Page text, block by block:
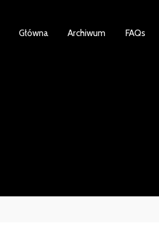
Główna Archiwum FAQs